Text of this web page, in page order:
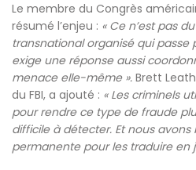
Le membre du Congrès
résumé l’enjeu : « Ce n’est pas
transnational organisé qui passe
exige une réponse aussi
menace elle-même ». Brett
du FBI, a ajouté : « Les criminels
pour rendre ce type de fraude
difficile à détecter. Et nous avons
permanente pour les traduire en